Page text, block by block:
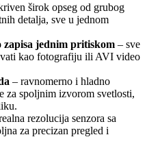
širok opseg od grubog
detalja, sve u jednom
jednim pritiskom – sve
kao fotografiju ili AVI video
– ravnomerno i hladno
za spoljnim izvorom svetlosti,
rezolucija senzora sa
za precizan pregled i